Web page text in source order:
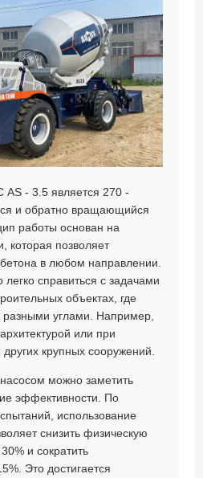
- 3.5 является 270 -
и обратно вращающийся
работы основан на
которая позволяет
бетона в любом направлении.
справиться с задачами
объектах, где
разными углами. Например,
или при
других крупных сооружений.
можно заметить
эффективности. По
использование
снизить физическую
и сократить
Это достигается